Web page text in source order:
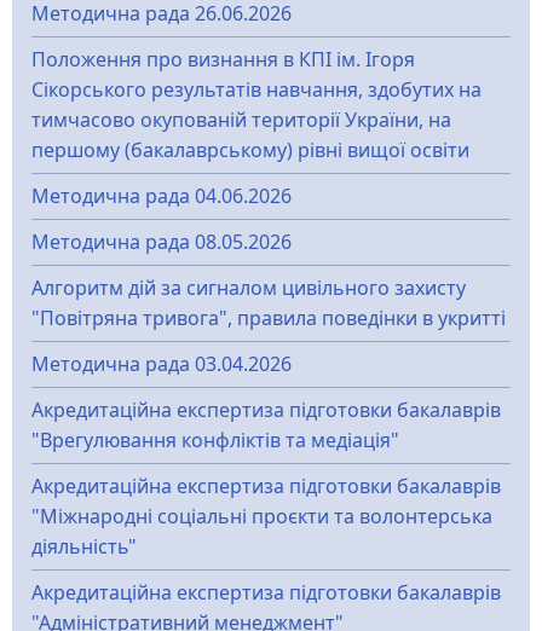
Методична рада 26.06.2026
Положення про визнання в КПІ ім. Ігоря
Сікорського результатів навчання, здобутих на
тимчасово окупованій території України, на
першому (бакалаврському) рівні вищої освіти
Методична рада 04.06.2026
Методична рада 08.05.2026
Алгоритм дій за сигналом цивільного захисту
"Повітряна тривога", правила поведінки в укритті
Методична рада 03.04.2026
Акредитаційна експертиза підготовки бакалаврів
"Врегулювання конфліктів та медіація"
Акредитаційна експертиза підготовки бакалаврів
"Міжнародні соціальні проєкти та волонтерська
діяльність"
Акредитаційна експертиза підготовки бакалаврів
"Адміністративний менеджмент"